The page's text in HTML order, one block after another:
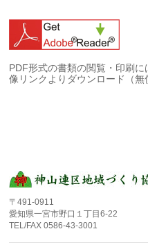
PDF形式の書類の閲覧・印刷
像リンクよりダウンロード（無
〒491-0911
愛知県一宮市野口１丁目6-22
TEL/FAX 0586-43-3001